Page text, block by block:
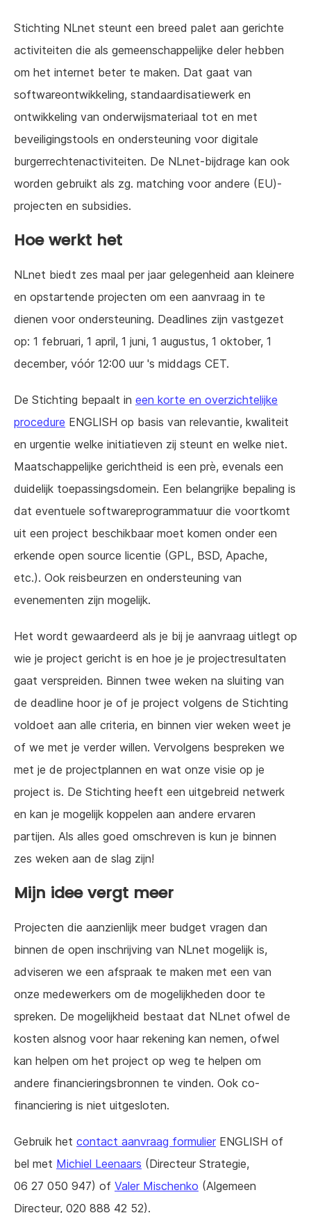
Stichting NLnet steunt een breed palet aan gerichte
activiteiten die als gemeenschappelijke deler hebben
om het internet beter te maken. Dat gaat van
softwareontwikkeling, standaardisatiewerk en
ontwikkeling van onderwijsmateriaal tot en met
beveiligingstools en ondersteuning voor digitale
burgerrechtenactiviteiten. De NLnet-bijdrage kan ook
worden gebruikt als zg. matching voor andere (EU)-
projecten en subsidies.
Hoe werkt het
NLnet biedt zes maal per jaar gelegenheid aan kleinere
en opstartende projecten om een aanvraag in te
dienen voor ondersteuning. Deadlines zijn vastgezet
op: 1 februari, 1 april, 1 juni, 1 augustus, 1 oktober, 1
december, vóór 12:00 uur 's middags CET.
De Stichting bepaalt in een korte en overzichtelijke
procedure ENGLISH op basis van relevantie, kwaliteit
en urgentie welke initiatieven zij steunt en welke niet.
Maatschappelijke gerichtheid is een prè, evenals een
duidelijk toepassingsdomein. Een belangrijke bepaling is
dat eventuele softwareprogrammatuur die voortkomt
uit een project beschikbaar moet komen onder een
erkende open source licentie (GPL, BSD, Apache,
etc.). Ook reisbeurzen en ondersteuning van
evenementen zijn mogelijk.
Het wordt gewaardeerd als je bij je aanvraag uitlegt op
wie je project gericht is en hoe je je projectresultaten
gaat verspreiden. Binnen twee weken na sluiting van
de deadline hoor je of je project volgens de Stichting
voldoet aan alle criteria, en binnen vier weken weet je
of we met je verder willen. Vervolgens bespreken we
met je de projectplannen en wat onze visie op je
project is. De Stichting heeft een uitgebreid netwerk
en kan je mogelijk koppelen aan andere ervaren
partijen. Als alles goed omschreven is kun je binnen
zes weken aan de slag zijn!
Mijn idee vergt meer
Projecten die aanzienlijk meer budget vragen dan
binnen de open inschrijving van NLnet mogelijk is,
adviseren we een afspraak te maken met een van
onze medewerkers om de mogelijkheden door te
spreken. De mogelijkheid bestaat dat NLnet ofwel de
kosten alsnog voor haar rekening kan nemen, ofwel
kan helpen om het project op weg te helpen om
andere financieringsbronnen te vinden. Ook co-
financiering is niet uitgesloten.
Gebruik het contact aanvraag formulier ENGLISH of
bel met Michiel Leenaars (Directeur Strategie,
06 27 050 947) of Valer Mischenko (Algemeen
Directeur, 020 888 42 52).